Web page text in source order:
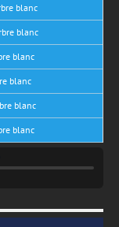
blanc
blanc
blanc
blanc
blanc
blanc